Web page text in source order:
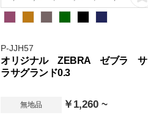
P-JJH57
オリジナル ZEBRA ゼブラ サ
ラサグランド0.3
無地品 ￥1,260 ~